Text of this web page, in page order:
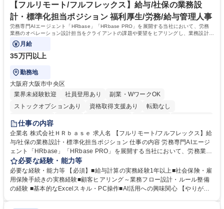
れている方 学歴・資格 学歴：大学院 大学 高専 短大 専修学校 語学力： 資
格：
【フルリモート/フルフレックス】給与/社保の業務設
計・標準化担当ポジション 福利厚生/労務/給与管理人事
労務専門AIエージェント「HRbase」「HRbase PRO」を展開する当社において、労務
業務のオペレーション設計担当をクライアントの課題や要望をヒアリングし、業務設計や
システム設定へと落とし込むポジションです。
月給
35万円以上
勤務地
大阪府大阪市中央区
業界未経験歓迎
社員登用あり
副業・WワークOK
ストックオプションあり
資格取得支援あり
転勤なし
時短勤務あり
服装自由
仕事の内容
企業名 株式会社ＨＲｂａｓｅ 求人名 【フルリモート/フルフレックス】給
与/社保の業務設計・標準化担当ポジション 仕事の内容 労務専門AIエージ
ェント「HRbase」「HRbase PRO」を展開する当社において、労務業務
のオペレーション設計担当をクライアントの課題や要望をヒアリングし、
業務設計やシステム設定へと落とし込むポジションです。 【具体的に
は】・業務オペレーション設計（要件定義/顧客ヒアリング/業務オペレー
ションの洗い出し、ルール整備、システム設定) ・業務マニュアル作成、
必要な経験・能力等
必要な経験・能力等 【必須】■給与計算の実務経験1年以上■社会保険・雇
用保険手続きの実務経験■顧客ヒアリング～業務フロー設計・ルール整備
の経験 ■基本的なExcelスキル・PC操作■AI活用への興味関心 【やりが